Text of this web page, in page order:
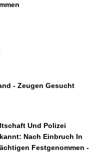
- Zeugen Gesucht
Und Polizei
Nach Einbruch In
Festgenommen -